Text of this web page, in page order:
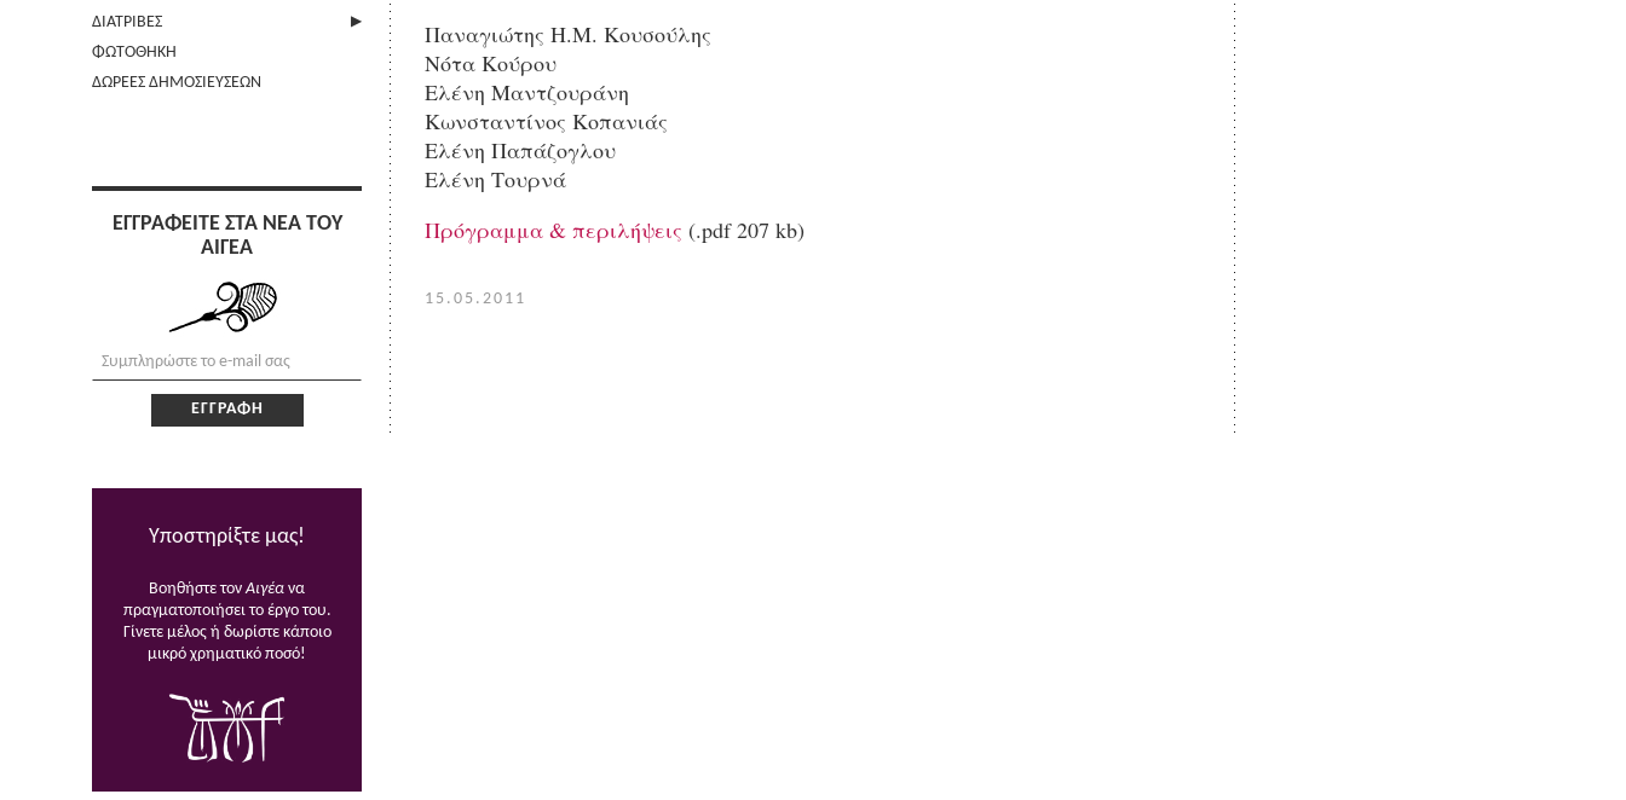
ΔΙΑΤΡΙΒΕΣ
ΑΠΟΣΤΟΛΗ ΠΕΡΙΛΗΨΗΣ
ΦΩΤΟΘΗΚΗ
ΔΩΡΕΕΣ ΔΗΜΟΣΙΕΥΣΕΩΝ
ΕΓΓΡΑΦΕΙΤΕ ΣΤΑ ΝΕΑ ΤΟΥ
ΑΙΓΕΑ
Υποστηρίξτε μας!
Βοηθήστε τονΑιγέα να
πραγματοποιήσει το έργο του.
Γίνετε μέλος ή δωρίστε κάποιο
μικρό χρηματικό ποσό!
Παναγιώτης Η.Μ. Κουσούλης
Νότα Κούρου
Ελένη Μαντζουράνη
Κωνσταντίνος Κοπανιάς
Ελένη Παπάζογλου
Ελένη Τουρνά
Πρόγραμμα & περιλήψεις (.pdf 207 kb)
15.05.2011